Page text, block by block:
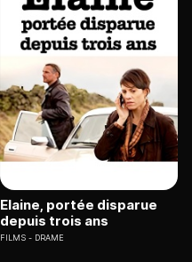
Elaine, portée disparue
depuis trois ans
FILMS DRAME